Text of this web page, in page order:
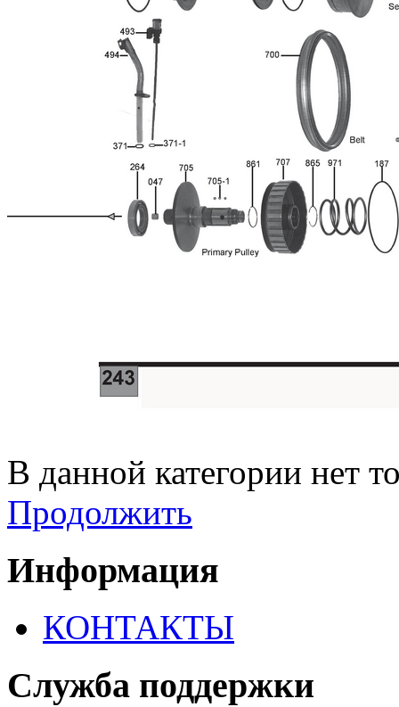
В данной категории нет
Продолжить
Информация
КОНТАКТЫ
Служба поддержки